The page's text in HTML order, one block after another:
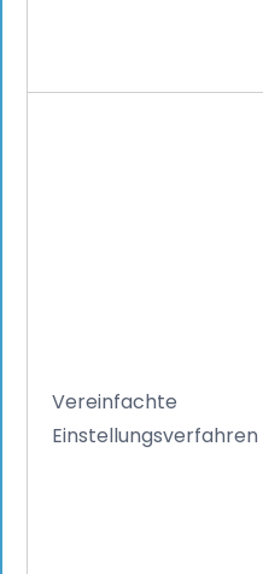
Vereinfachte
Einstellungsverfahren